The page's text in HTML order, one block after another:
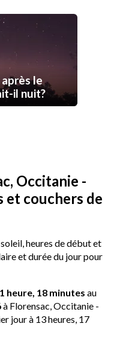
le
il nuit?
Occitanie -
et couchers de
heures de début et
et durée du jour pour
heure, 18 minutes au
à Florensac, Occitanie -
jour à 13 heures, 17